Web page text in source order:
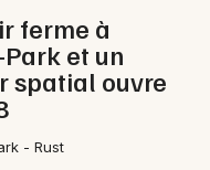
ferme à
et un
spatial ouvre
- Rust